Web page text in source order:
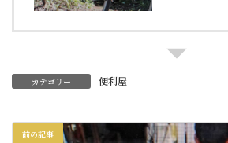
カテゴリー 便利屋
前の記事